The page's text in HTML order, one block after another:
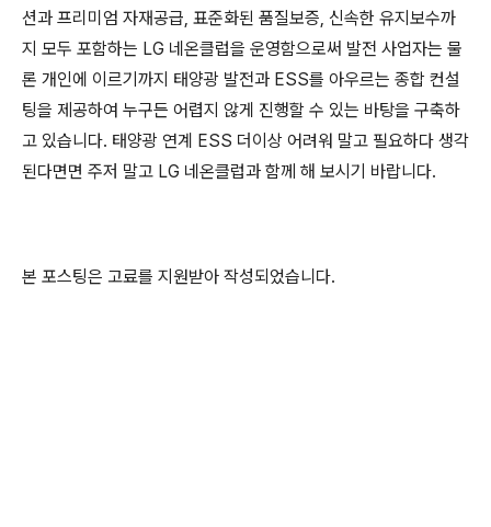
션과 프리미엄 자재공급, 표준화된 품질보증, 신속한 유지보수까
지 모두 포함하는 LG 네온클럽을 운영함으로써 발전 사업자는 물
론 개인에 이르기까지 태양광 발전과 ESS를 아우르는 종합 컨설
팅을 제공하여 누구든 어렵지 않게 진행할 수 있는 바탕을 구축하
고 있습니다. 태양광 연계 ESS 더이상 어려워 말고 필요하다 생각
된다면면 주저 말고 LG 네온클럽과 함께 해 보시기 바랍니다.
본 포스팅은 고료를 지원받아 작성되었습니다.